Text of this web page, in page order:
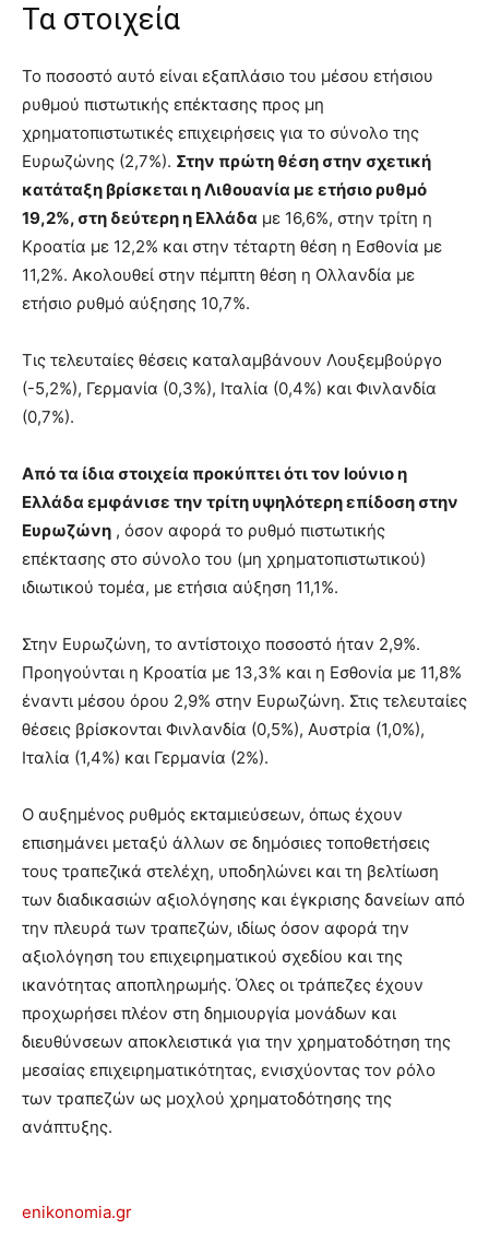
Τα στοιχεία
Το ποσοστό αυτό είναι εξαπλάσιο του μέσου ετήσιου
ρυθμού πιστωτικής επέκτασης προς μη
χρηματοπιστωτικές επιχειρήσεις για το σύνολο της
Ευρωζώνης (2,7%). Στην πρώτη θέση στην σχετική
κατάταξη βρίσκεται η Λιθουανία με ετήσιο ρυθμό
19,2%, στη δεύτερη η Ελλάδα με 16,6%, στην τρίτη η
Κροατία με 12,2% και στην τέταρτη θέση η Εσθονία με
11,2%. Ακολουθεί στην πέμπτη θέση η Ολλανδία με
ετήσιο ρυθμό αύξησης 10,7%.
Τις τελευταίες θέσεις καταλαμβάνουν Λουξεμβούργο
(-5,2%), Γερμανία (0,3%), Ιταλία (0,4%) και Φινλανδία
(0,7%).
Από τα ίδια στοιχεία προκύπτει ότι τον Ιούνιο η
Ελλάδα εμφάνισε την τρίτη υψηλότερη επίδοση στην
Ευρωζώνη , όσον αφορά το ρυθμό πιστωτικής
επέκτασης στο σύνολο του (μη χρηματοπιστωτικού)
ιδιωτικού τομέα, με ετήσια αύξηση 11,1%.
Στην Ευρωζώνη, το αντίστοιχο ποσοστό ήταν 2,9%.
Προηγούνται η Κροατία με 13,3% και η Εσθονία με 11,8%
έναντι μέσου όρου 2,9% στην Ευρωζώνη. Στις τελευταίες
θέσεις βρίσκονται Φινλανδία (0,5%), Αυστρία (1,0%),
Ιταλία (1,4%) και Γερμανία (2%).
Ο αυξημένος ρυθμός εκταμιεύσεων, όπως έχουν
επισημάνει μεταξύ άλλων σε δημόσιες τοποθετήσεις
τους τραπεζικά στελέχη, υποδηλώνει και τη βελτίωση
των διαδικασιών αξιολόγησης και έγκρισης δανείων από
την πλευρά των τραπεζών, ιδίως όσον αφορά την
αξιολόγηση του επιχειρηματικού σχεδίου και της
ικανότητας αποπληρωμής. Όλες οι τράπεζες έχουν
προχωρήσει πλέον στη δημιουργία μονάδων και
διευθύνσεων αποκλειστικά για την χρηματοδότηση της
μεσαίας επιχειρηματικότητας, ενισχύοντας τον ρόλο
των τραπεζών ως μοχλού χρηματοδότησης της
ανάπτυξης.
enikonomia.gr